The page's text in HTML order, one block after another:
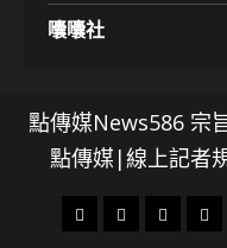
囔囔社
點傳媒News586 宗
點傳媒|線上記者
頭
財
地
文